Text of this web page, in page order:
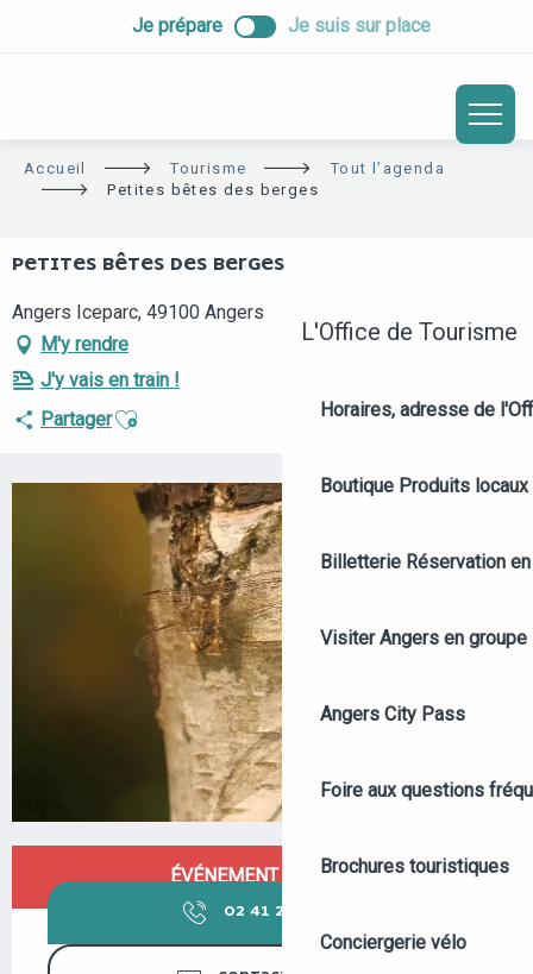
Je prépare Je suis sur place
L'Office de Tourisme
Horaires, adresse de
Boutique Produits
Billetterie Réservation
Visiter Angers en groupe
Angers City Pass
Foire aux questions
Brochures touristiques
Conciergerie vélo
Accueil Tourisme
Tout l’agenda
Petites bêtes des berges
PETITES BÊTES DES BERGES
Angers Iceparc, 49100 Angers
M'y rendre
J'y vais en train !
PartagerAjouter aux favoris
OUVERTURE ET COORDONNÉES
ÉVÉNEMENT TERMINÉ
02 41 23 50